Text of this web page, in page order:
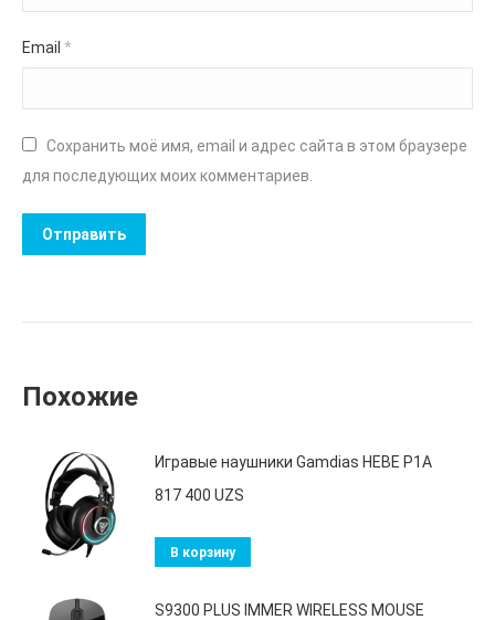
Email *
Сохранить моё имя, email и адрес сайта в этом браузере
для последующих моих комментариев.
Похожие
Игравые наушники Gamdias HEBE P1A
817 400 UZS
В корзину
S9300 PLUS IMMER WIRELESS MOUSE